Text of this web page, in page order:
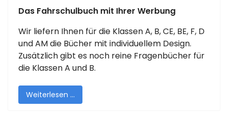
Das Fahrschulbuch mit Ihrer Werbung
Wir liefern Ihnen für die Klassen A, B, CE, BE, F, D
und AM die Bücher mit individuellem Design.
Zusätzlich gibt es noch reine Fragenbücher für
die Klassen A und B.
Weiterlesen …